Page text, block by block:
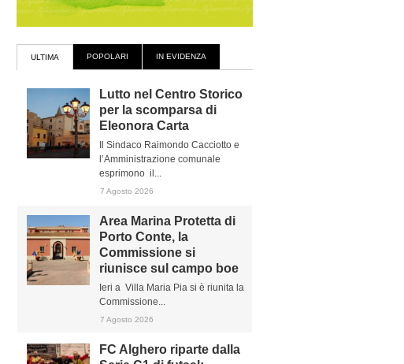
ULTIMA POPOLARI IN EVIDENZA
Lutto nel Centro Storico
per la scomparsa di
Eleonora Carta
Il Sindaco Raimondo Cacciotto e
l’Amministrazione comunale
esprimono il...
7 Agosto 2026
Area Marina Protetta di
Porto Conte, la
Commissione si
riunisce sul campo boe
Ieri a Villa Maria Pia si è riunita la
Commissione...
7 Agosto 2026
FC Alghero riparte dalla